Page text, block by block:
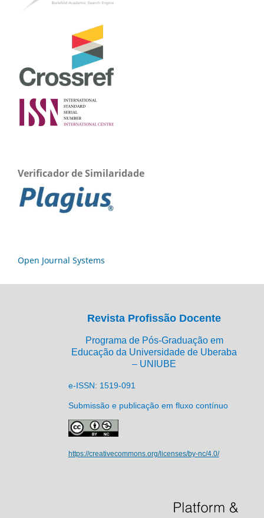
Verificador de Similaridade
Open Journal Systems
Revista Profissão Docente
Programa de Pós-Graduação em
Educação da Universidade de Uberaba
– UNIUBE
e-ISSN: 1519-091
Submissão e publicação em fluxo contínuo
https://creativecommons.org/licenses/by-nc/4.0/